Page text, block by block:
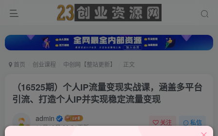
首页 创业课程 中创网【整站更新】 正文
（16525期）个人IP流量变现实战课，涵盖多平台
引流、打造个人IP并实现稳定流量变现
admin
11月10日 20:24更新
关注 私信